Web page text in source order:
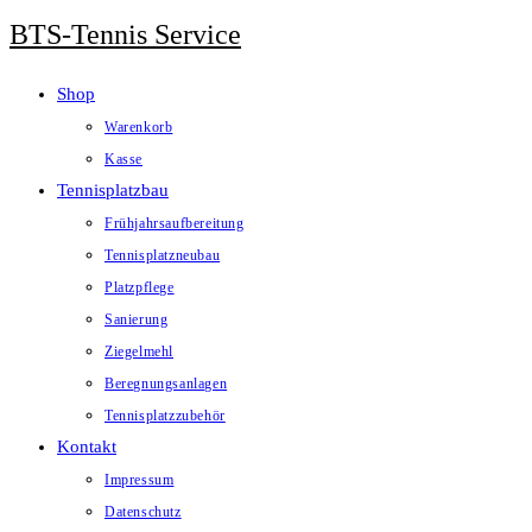
Zum
springen
BTS-Tennis Service
Shop
Warenkorb
Kasse
Tennisplatzbau
Frühjahrsaufbereitung
Tennisplatzneubau
Platzpflege
Sanierung
Ziegelmehl
Beregnungsanlagen
Tennisplatzzubehör
Kontakt
Impressum
Datenschutz